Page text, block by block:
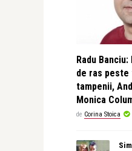
Radu
de ras peste
tampenii,
Monica
de Corina Stoica